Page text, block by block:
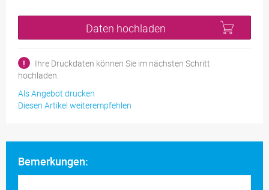
Daten hochladen
!
Ihre Druckdaten können Sie im nächsten Schritt
hochladen.
Als Angebot drucken
Diesen Artikel weiterempfehlen
Bemerkungen: